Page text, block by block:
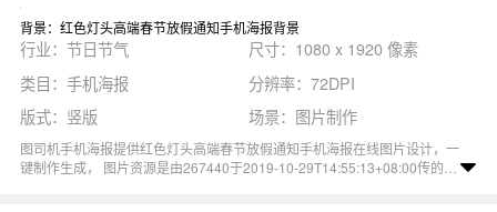
背景：红色灯头高端春节放假通知手机海报背景
行业：节日节气
尺寸：1080 x 1920 像素
类目：手机海报
分辨率：72DPI
版式：竖版
场景：图片制作
图司机手机海报提供红色灯头高端春节放假通知手机海报在线图片设计，一
键制作生成， 图片资源是由267440于2019-10-29T14:55:13+08:00传的作